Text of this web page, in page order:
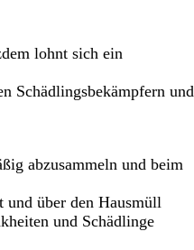
lohnt sich ein
Schädlingsbekämpfern und
abzusammeln und beim
und über den Hausmüll
und Schädlinge